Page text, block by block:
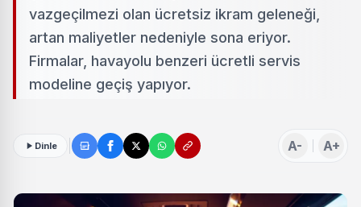
vazgeçilmezi olan ücretsiz ikram geleneği,
artan maliyetler nedeniyle sona eriyor.
Firmalar, havayolu benzeri ücretli servis
modeline geçiş yapıyor.
Dinle A- A+